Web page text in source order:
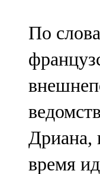
100,0
Нурлат
104,7
Олы
71,42
По
Дриана,
время